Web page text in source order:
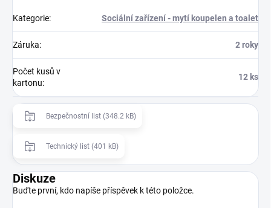
Kategorie: Sociální zařízení - mytí koupelen a toalet
Záruka: 2 roky
Počet kusů v
kartonu:
12 ks
Bezpečnostní list (348.2 kB)
Technický list (401 kB)
Diskuze
Buďte první, kdo napíše příspěvek k této položce.